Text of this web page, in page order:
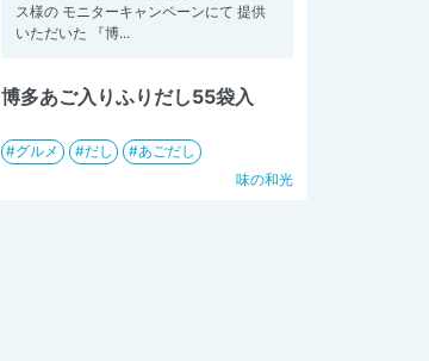
ス様の モニターキャンペーンにて 提供
いただいた 『博...
博多あご入りふりだし55袋入
グルメ だし
あごだし
味の和光